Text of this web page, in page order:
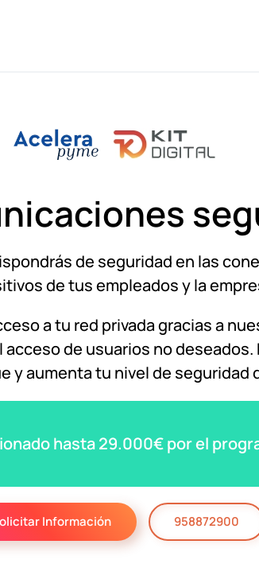
de seguridad en las
de tus empleados y la
a tu red privada gracias a
acceso de usuarios no
y aumenta tu nivel de seguridad
hasta 29.000€ por el
Información 958872900